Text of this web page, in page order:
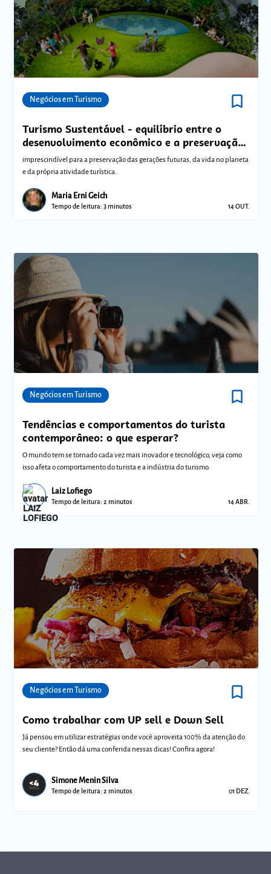
Negócios em Turismo bookmark_border
Turismo Sustentável - equilíbrio entre o
desenvolvimento econômico e a preservação
ambiental
imprescindível para a preservação das gerações futuras, da vida no planeta
e da própria atividade turística..
Maria Erni Geich
Tempo de leitura: 3 minutos 14 OUT.
Negócios em Turismo bookmark_border
Tendências e comportamentos do turista
contemporâneo: o que esperar?
O mundo tem se tornado cada vez mais inovador e tecnológico, veja como
isso afeta o comportamento do turista e a indústria do turismo.
Laiz Lofiego
Tempo de leitura: 2 minutos 14 ABR.
Negócios em Turismo bookmark_border
Como trabalhar com UP sell e Down Sell
Já pensou em utilizar estratégias onde você aproveita 100% da atenção do
seu cliente? Então dá uma conferida nessas dicas! Confira agora!
Simone Menin Silva
Tempo de leitura: 2 minutos 01 DEZ.